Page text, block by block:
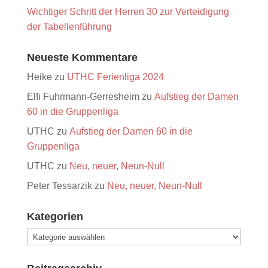
Wichtiger Schritt der Herren 30 zur Verteidigung
der Tabellenführung
Neueste Kommentare
Heikezu UTHC Ferienliga 2024
Elfi Fuhrmann-Gerresheimzu Aufstieg der Damen
60 in die Gruppenliga
UTHC zu Aufstieg der Damen 60 in die
Gruppenliga
UTHC zu Neu, neuer, Neun-Null
Peter Tessarzikzu Neu, neuer, Neun-Null
Kategorien
Kategorien